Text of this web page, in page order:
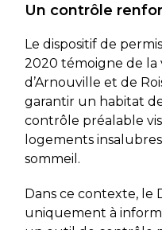
Un contrôle
Le dispositif de
2020 témoigne de
d’Arnouville et de
garantir un habitat
contrôle préalable
logements
sommeil.
Dans ce contexte, le
uniquement à